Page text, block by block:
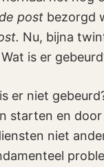
post bezorgd
Nu, bijna
is er
er niet
starten en
niet